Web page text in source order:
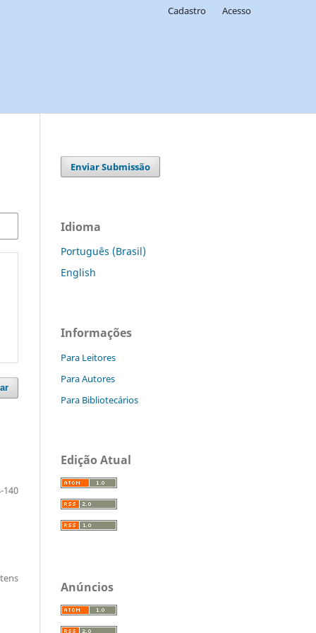
Cadastro Acesso
140
Enviar Submissão
Idioma
Português (Brasil)
English
Informações
Para Leitores
Para Autores
Para Bibliotecários
Edição Atual
Anúncios